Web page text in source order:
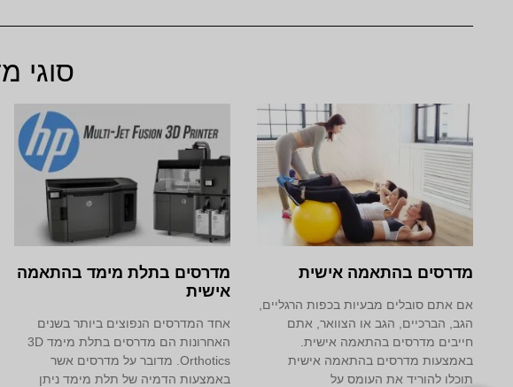
סוגי
מדרסים בהתאמה אישית
אם אתם סובלים מבעיות בכפות הרגליים,
הגב, הברכיים, הגב או הצוואר, אתם
חייבים מדרסים בהתאמה אישית.
באמצעות מדרסים בהתאמה אישית
תוכלו להוריד את העומס על
מדרסים בתלת מימד‎ בהתאמה
אישית
אחד המדרסים הנפוצים ביותר בשנים
האחרונות הם מדרסים בתלת מימד 3D
Orthotics. מדובר על מדרסים אשר
באמצעות הדמיה של תלת מימד ניתן